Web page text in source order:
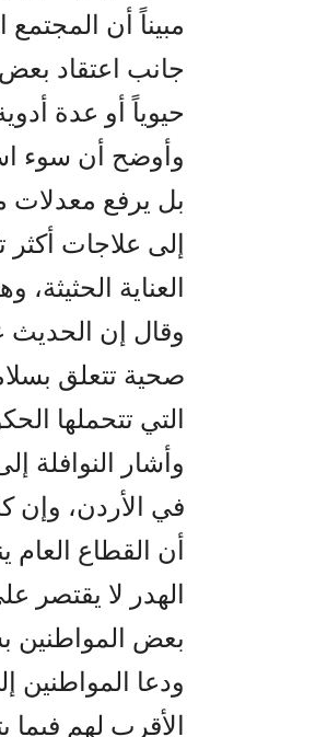
مبيناً أن
جانب اعتقاد
حيوياً أو عدة
وأوضح أن سوء
بل يرفع معدلات
إلى علاجات
العناية
وقال إن الحديث
صحية تتعلق
التي تتحملها
وأشار النوافلة
في الأردن، وإن
الهدر لا يقتصر
بعض المواطنين
ودعا المواطنين
الأقرب لهم فيما